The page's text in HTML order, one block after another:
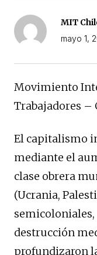
MIT
mayo 1,
Movimiento
Trabajadores –
El capitalismo
mediante el
clase obrera
(Ucrania,
destrucción
profundizaron